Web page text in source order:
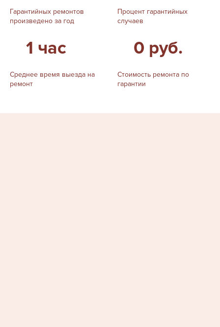
Гарантийных ремонтов
произведено за год
Процент гарантийных
случаев
1 час
Среднее время выезда на
ремонт
0 руб.
Стоимость ремонта по
гарантии